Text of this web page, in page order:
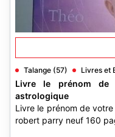
Talange (57) Livres et
Livre le prénom de
astrologique
Livre le prénom de
robert parry neuf 160